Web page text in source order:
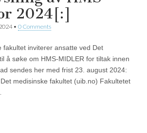
2024[:]
• 0 Comments
fakultet inviterer ansatte ved Det
å søke om HMS-MIDLER for tiltak innen
sendes her med frist 23. august 2024:
medisinske fakultet (uib.no) Fakultetet